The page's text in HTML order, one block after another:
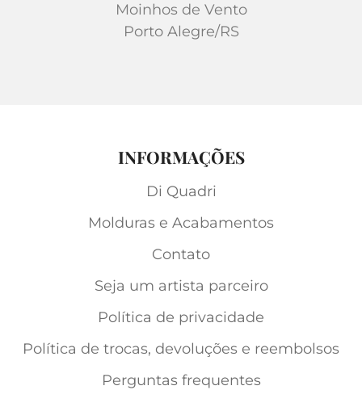
Moinhos de Vento
Porto Alegre/RS
INFORMAÇÕES
Di Quadri
Molduras e Acabamentos
Contato
Seja um artista parceiro
Política de privacidade
Política de trocas, devoluções e reembolsos
Perguntas frequentes